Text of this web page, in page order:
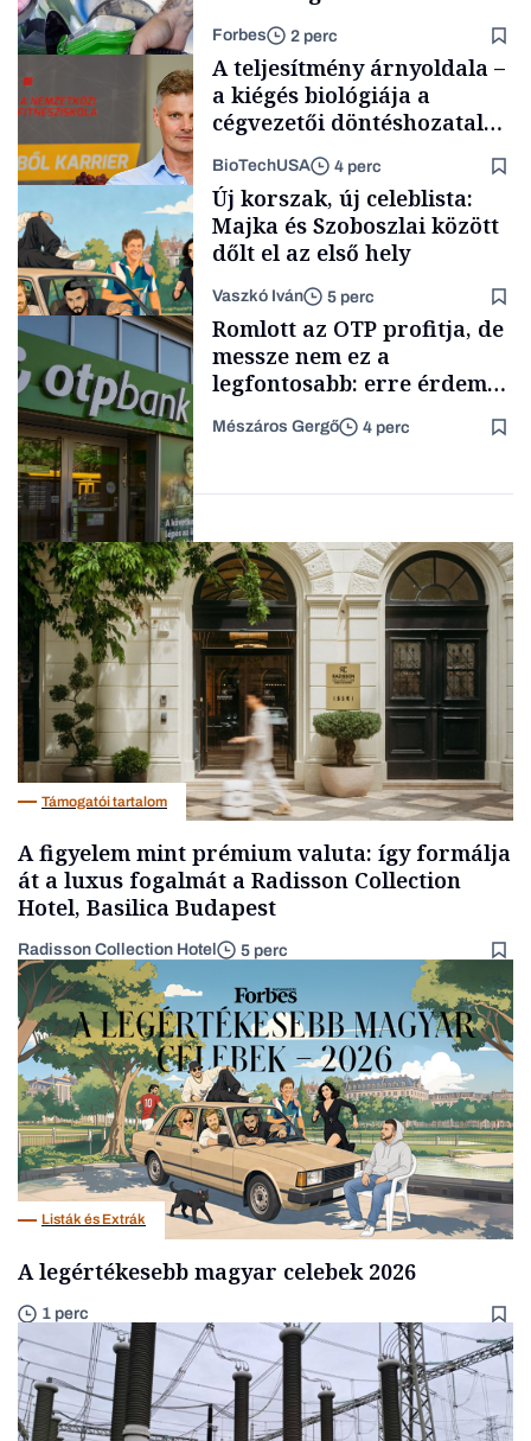
Energia
Forbes 2 perc
Content Lab HUB
A teljesítmény árnyoldala –
a kiégés biológiája a
cégvezetői döntéshozatal
BioTechUSA 4 perc
Lista
Új korszak, új celeblista:
Majka és Szoboszlai között
dőlt el az első hely
Vaszkó Iván 5 perc
Befektetés
Romlott az OTP profitja, de
messze nem ez a
legfontosabb: erre érdemes
figyelniük a befektetőknek
Mészáros Gergő 4 perc
Támogatói tartalom
A figyelem mint prémium valuta: így formálja
át a luxus fogalmát a Radisson Collection
Hotel, Basilica Budapest
Radisson Collection Hotel 5 perc
Listák és Extrák
A legértékesebb magyar celebek 2026
1 perc